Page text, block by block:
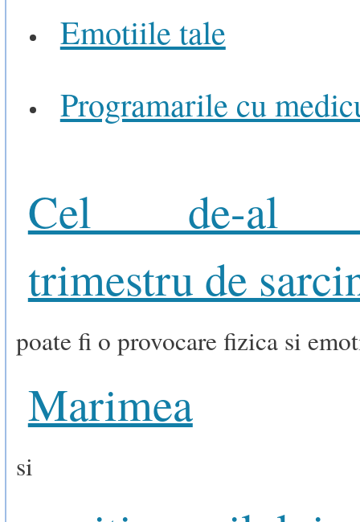
Emotiile tale
Programarile cu
Cel de-al
trimestru de
poate fi o provocare fizica si
Marimea
si